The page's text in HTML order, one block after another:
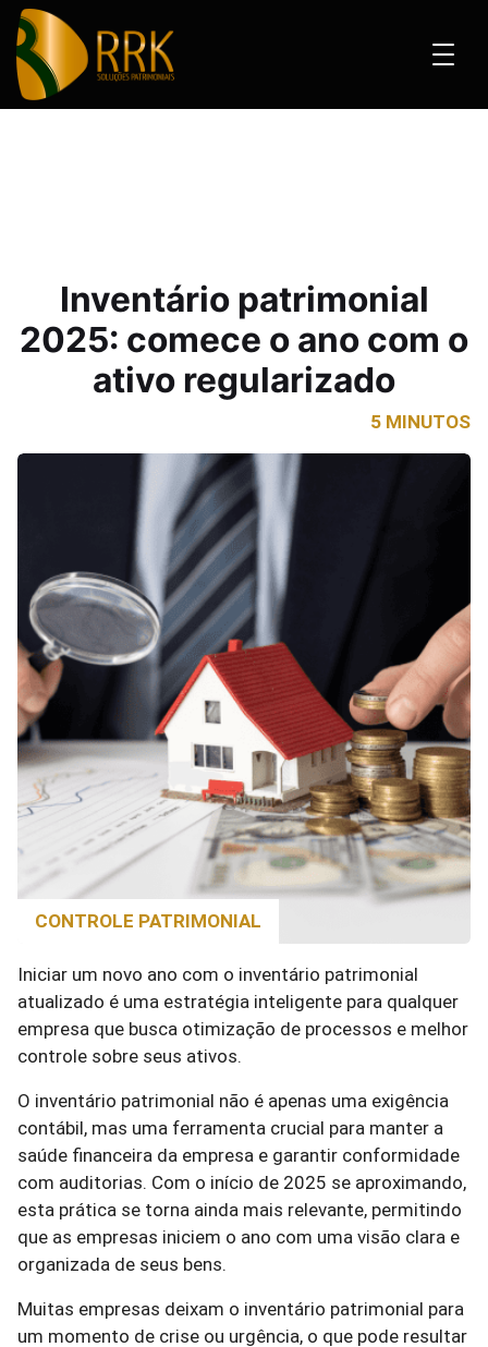
Inventário patrimonial
2025: comece o ano com o
ativo regularizado
5 MINUTOS
CONTROLE PATRIMONIAL
Iniciar um novo ano com o inventário patrimonial
atualizado é uma estratégia inteligente para qualquer
empresa que busca otimização de processos e melhor
controle sobre seus ativos.
O inventário patrimonial não é apenas uma exigência
contábil, mas uma ferramenta crucial para manter a
saúde financeira da empresa e garantir conformidade
com auditorias. Com o início de 2025 se aproximando,
esta prática se torna ainda mais relevante, permitindo
que as empresas iniciem o ano com uma visão clara e
organizada de seus bens.
Muitas empresas deixam o inventário patrimonial para
um momento de crise ou urgência, o que pode resultar